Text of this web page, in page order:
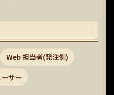
Web 担当者(発注側)
サー